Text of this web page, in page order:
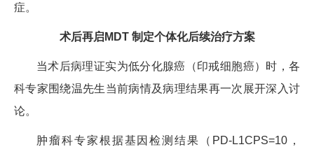
症。
术后再启MDT 制定个体化后续治疗方案
当术后病理证实为低分化腺癌（印戒细胞癌）时，各
科专家围绕温先生当前病情及病理结果再一次展开深入讨
论。
肿瘤科专家根据基因检测结果（PD-L1CPS=10，